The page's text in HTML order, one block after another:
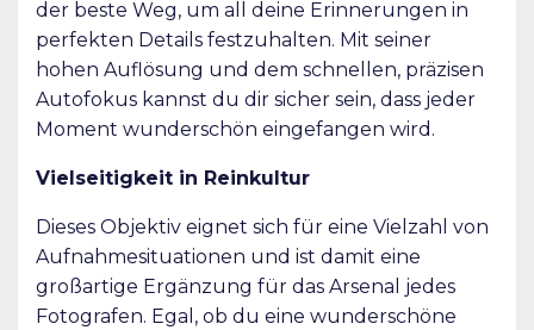
der beste Weg, um all deine Erinnerungen in
perfekten Details festzuhalten. Mit seiner
hohen Auflösung und dem schnellen, präzisen
Autofokus kannst du dir sicher sein, dass jeder
Moment wunderschön eingefangen wird.
Vielseitigkeit in Reinkultur
Dieses Objektiv eignet sich für eine Vielzahl von
Aufnahmesituationen und ist damit eine
großartige Ergänzung für das Arsenal jedes
Fotografen. Egal, ob du eine wunderschöne